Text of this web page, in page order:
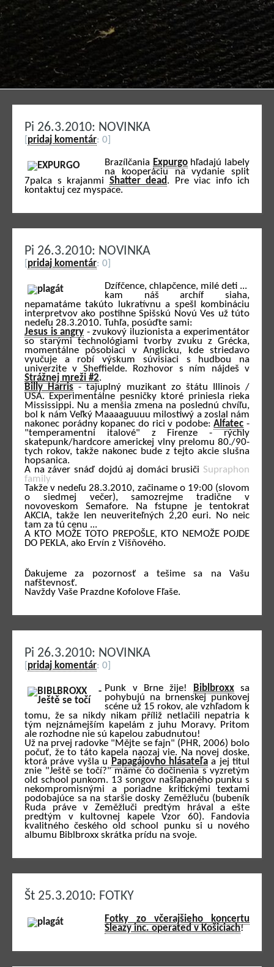
Pi 26.3.2010: NOVINKA
pridaj komentár: 0]
Brazílčania Expurgohľadajú labely
na kooperáciu na vydanie split
7palca s krajanmi Shatter dead. Pre viac info ich
kontaktuj cez myspace.
Pi 26.3.2010: NOVINKA
pridaj komentár: 0]
Dzífčence, chlapčence, milé deti ...
kam náš archíf siaha,
nepamatáme takúto lukratívnu a spešl kombináciu
interpretvov ako postihne Spišskú Novú Ves už túto
nedeľu 28.3.2010. Tuhľa, posúďte sami:
Jesus is angry - zvukový iluzionista a experimentátor
so starými technológiami tvorby zvuku z Grécka,
momentálne pôsobiaci v Anglicku, kde striedavo
vyučuje a robí výskum súvisiaci s hudbou na
univerzite v Sheffielde. Rozhovor s ním nájdeš v
Strážnej mreži #2.
Billy Harris- tajuplný muzikant zo štátu Illinois /
USA. Experimentálne pesničky ktoré priniesla rieka
Mississippi. Nu a menšia zmena na poslednú chvíľu,
bol k nám Veľký Maaaaguuuu milostiwý a zoslal nám
nakonec porádny kopanec do rici v podobe:Alfatec -
"temperamentni italové" z Firenze - rýchly
skatepunk/hardcore americkej vlny prelomu 80./90-
tych rokov, takže nakonec bude z tejto akcie slušna
hopsanica.
A na záver snáď dojdú aj domáci brusiči Supraphon
family
Takže v nedeľu 28.3.2010, začiname o 19:00 (slovom
o siedmej večer), samozrejme tradične v
novoveskom Semafore. Na fstupne je tentokrat
AKCIA, takže len neuveriteľných 2,20 euri. No neic
tam za tú cenu ...
A KTO MOŽE TOTO PREPOŠLE, KTO NEMOŽE POJDE
DO PEKLA, ako Ervín z Višňového.
Ďakujeme za pozornosť a tešime sa na Vašu
nafštevnosť.
Navždy Vaše Prazdne Kofolove Fľaše.
Pi 26.3.2010: NOVINKA
pridaj komentár: 0]
Punk v Brne žije! Biblbroxxsa
pohybujú na brnenskej punkovej
scéne už 15 rokov, ale vzhľadom k
tomu, že sa nikdy nikam příliž netlačili nepatria k
tým nejznámejším kapelám z juhu Moravy. Pritom
ale rozhodne nie sú kapelou zabudnutou!
Už na prvej radovke "Mějte se fajn" (PHR, 2006) bolo
počuť, že to táto kapela naozaj vie. Na novej doske,
ktorá práve vyšla u Papagájovho hlásateľaa jej titul
znie "Ještě se točí?" máme čo dočinenia s vyzretým
old school punkom. 13 songov našľapaného punku s
nekompromisnými a poriadne kritickými textami
podobajúce sa na staršie dosky Zeměžluču (bubeník
Ruda práve v Zeměžluči predtým hrával a ešte
predtým v kultovnej kapele Vzor 60). Fandovia
kvalitného českého old school punku si u nového
albumu Biblbroxx skrátka prídu na svoje.
Št 25.3.2010: FOTKY
Fotky zo včerajšieho koncertu
Sleazy inc. operated v Košiciach!